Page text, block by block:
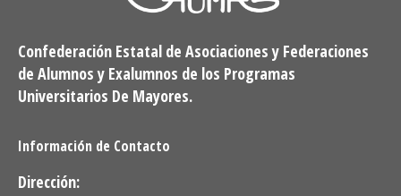
Confederación Estatal de Asociaciones y Federaciones
de Alumnos y Exalumnos de los Programas
Universitarios De Mayores.
Información de Contacto
Dirección: